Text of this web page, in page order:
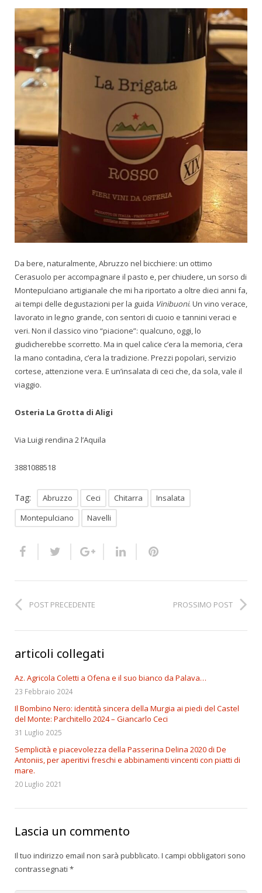
Da bere, naturalmente, Abruzzo nel bicchiere: un ottimo
Cerasuolo per accompagnare il pasto e, per chiudere, un sorso di
Montepulciano artigianale che mi ha riportato a oltre dieci anni fa,
ai tempi delle degustazioni per la guida Vinibuoni. Un vino verace,
lavorato in legno grande, con sentori di cuoio e tannini veraci e
veri. Non il classico vino “piacione”: qualcuno, oggi, lo
giudicherebbe scorretto. Ma in quel calice c’era la memoria, c’era
la mano contadina, c’era la tradizione. Prezzi popolari, servizio
cortese, attenzione vera. E un’insalata di ceci che, da sola, vale il
viaggio.
Osteria La Grotta di Aligi
Via Luigi rendina 2 l’Aquila
3881088518
Tag: Abruzzo Ceci Chitarra
Insalata
Montepulciano
Navelli
POST PRECEDENTE PROSSIMO POST
articoli collegati
Az. Agricola Coletti a Ofena e il suo bianco da Palava…
23 Febbraio 2024
Il Bombino Nero: identità sincera della Murgia ai piedi del Castel
del Monte: Parchitello 2024 – Giancarlo Ceci
31 Luglio 2025
Semplicità e piacevolezza della Passerina Delina 2020 di De
Antoniis, per aperitivi freschi e abbinamenti vincenti con piatti di
mare.
20 Luglio 2021
Lascia un commento
Il tuo indirizzo email non sarà pubblicato. I campi obbligatori sono
contrassegnati *